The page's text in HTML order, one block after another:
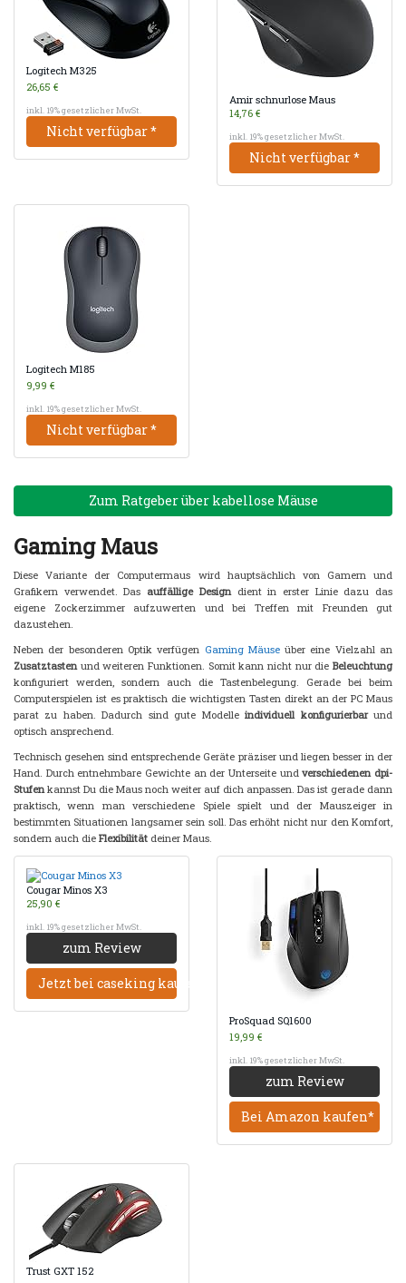
Logitech M325
26,65 €
inkl. 19% gesetzlicher MwSt.
Nicht verfügbar *
Amir schnurlose Maus
14,76 €
inkl. 19% gesetzlicher MwSt.
Nicht verfügbar *
Logitech M185
9,99 €
inkl. 19% gesetzlicher MwSt.
Nicht verfügbar *
Zum Ratgeber über kabellose Mäuse
Gaming Maus
Diese Variante der Computermaus wird hauptsächlich von Gamern und
Grafikern verwendet. Das auffällige Designdient in erster Linie dazu das
eigene Zockerzimmer aufzuwerten und bei Treffen mit Freunden gut
dazustehen.
Neben der besonderen Optik verfügen Gaming Mäuseüber eine Vielzahl an
Zusatztastenund weiteren Funktionen. Somit kann nicht nur die Beleuchtung
konfiguriert werden, sondern auch die Tastenbelegung. Gerade bei beim
Computerspielen ist es praktisch die wichtigsten Tasten direkt an der PC Maus
parat zu haben. Dadurch sind gute Modelleindividuell konfigurierbarund
optisch ansprechend.
Technisch gesehen sind entsprechende Geräte präziser und liegen besser in der
Hand. Durch entnehmbare Gewichte an der Unterseite undverschiedenen dpi-
Stufenkannst Du die Maus noch weiter auf dich anpassen. Das ist gerade dann
praktisch, wenn man verschiedene Spiele spielt und der Mauszeiger in
bestimmten Situationen langsamer sein soll. Das erhöht nicht nur den Komfort,
sondern auch die Flexibilität deiner Maus.
Cougar Minos X3
25,90 €
inkl. 19% gesetzlicher MwSt.
zum Review
Jetzt bei caseking kaufen*
ProSquad SQ1600
19,99 €
inkl. 19% gesetzlicher MwSt.
zum Review
Bei Amazon kaufen*
Trust GXT 152